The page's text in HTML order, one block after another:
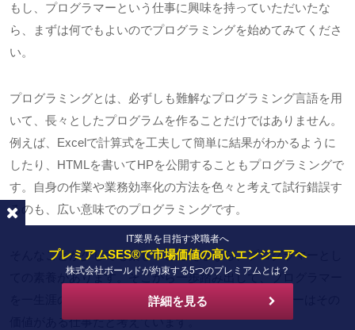
もし、プログラマーという仕事に興味を持っていただいたな
ら、まずは何でもよいのでプログラミングを始めてみてくださ
い。
プログラミングとは、必ずしも難解なプログラミング言語を用
いて、長々としたプログラムを作ることだけではありません。
例えば、Excelで計算式を工夫して簡単に結果がわかるように
したり、HTMLを書いてHPを公開することもプログラミングで
す。自身の作業や業務効率化の方法を色々と考えて試行錯誤す
るのも、広い意味でのプログラミングです。
そんなことが少しでも楽しいと思えるなら、プログラマーとし
ての素養があります。そこから一歩踏み出して、プログラマー
を一生涯の仕事にしてみませんか? 私は、プログラマーはその
価値がある仕事だと考えています。
IT業界を目指す求職者へ
プレミアムSES®で市場価値の高いエンジニアへ
株式会社ボールドが約束する5つのプレミアムとは？
詳細を見る